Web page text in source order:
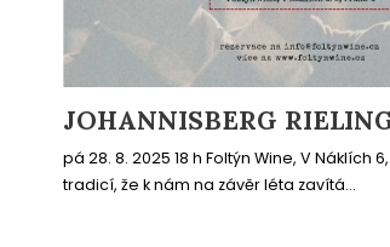
JOHANNISBERG
pá 28. 8. 2025 18 h Foltýn Wine, V Náklích
tradicí, že k nám na závěr léta zavítá...